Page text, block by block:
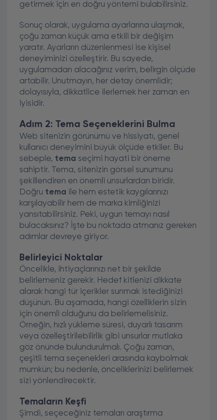
getirmek için en doğru yöntemi bulabilirsiniz.
Sonuç olarak, uygulama ayarlarına ulaşmak,
çoğu zaman küçük ama etkili bir değişim
yaratır. Ayarların düzenlenmesi ise kişisel
deneyiminizi özelleştirir. Bu sayede,
uygulamadan alacağınız verim, belirgin ölçüde
artabilir. Unutmayın, her detay önemlidir;
dolayısıyla, dikkatlice ilerlemek her zaman en
iyisidir.
Adım 2: Tema Seçeneklerini Bulma
Web sitenizin görünümü ve hissiyatı, genel
kullanıcı deneyimini büyük ölçüde etkiler. Bu
sebeple, tema seçimi hayati bir öneme
sahiptir. Tema, sitenizin görsel sunumunu
şekillendiren en önemli unsurlardan biridir.
Doğru tema ile hem estetik kaygılarınızı
karşılayabilir hem de marka kimliğinizi
yansıtabilirsiniz. Peki, uygun temayı nasıl
bulacaksınız? İşte bu noktada atmanız gereken
adımlar devreye giriyor.
Belirleyici Noktalar
Öncelikle, ihtiyaçlarınızı net bir şekilde
belirlemeniz gerekir. Hedef kitlenizi dikkate
alarak hangi tür içerikler sunmak istediğinizi
düşünün. Bu aşamada, hangi özelliklerin sizin
için önemli olduğunu da belirlemelisiniz.
Örneğin, hızlı yükleme süresi, duyarlı tasarım
veya özelleştirilebilirlik gibi unsurlar mutlaka
göz önünde bulundurulmalı. Çoğu zaman,
çeşitli tema seçenekleri arasında kaybolmak
mümkün; bu nedenle, önceliklerinizi belirlemek
sizi yönlendirecektir.
Temaların Keşfi
Şimdi, seçeceğiniz temaları araştırma